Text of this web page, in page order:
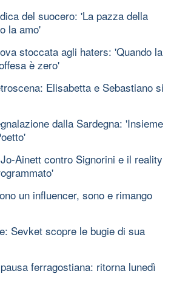
del suocero: 'La pazza della
la amo'
stoccata agli haters: 'Quando la
è zero'
Elisabetta e Sebastiano si
dalla Sardegna: 'Insieme
Ainett contro Signorini e il reality
un influencer, sono e rimango
Sevket scopre le bugie di sua
ferragostiana: ritorna lunedì